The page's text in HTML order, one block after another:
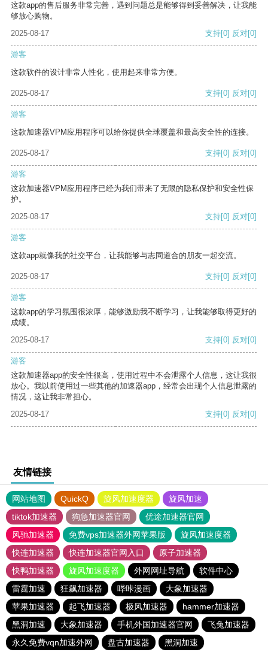
这款app的售后服务非常完善，遇到问题总是能够得到妥善解决，让我能
够放心购物。
2025-08-17
支持[0] 反对[0]
游客
这款软件的设计非常人性化，使用起来非常方便。
2025-08-17 支持[0] 反对[0]
游客
这款加速器VPM应用程序可以给你提供全球覆盖和最高安全性的连接。
2025-08-17 支持[0] 反对[0]
游客
这款加速器VPM应用程序已经为我们带来了无限的隐私保护和安全性保
护。
2025-08-17
支持[0] 反对[0]
游客
这款app就像我的社交平台，让我能够与志同道合的朋友一起交流。
2025-08-17 支持[0] 反对[0]
游客
这款app的学习氛围很浓厚，能够激励我不断学习，让我能够取得更好的
成绩。
2025-08-17
支持[0] 反对[0]
游客
这款加速器app的安全性很高，使用过程中不会泄露个人信息，这让我很
放心。我以前使用过一些其他的加速器app，经常会出现个人信息泄露的
情况，这让我非常担心。
2025-08-17
支持[0] 反对[0]
友情链接
网站地图 QuickQ 旋风加速度器
旋风加速
tiktok加速器
狗急加速器官网
优途加速器官网
风驰加速器
免费vps加速器外网苹果版
旋风加速度器
快连加速器
快连加速器官网入口
原子加速器
快鸭加速器
旋风加速度器 外网网址导航
软件中心
雷霆加速
狂飙加速器 哔咔漫画
大象加速器
苹果加速器
起飞加速器 极风加速器
hammer加速器
黑洞加速
大象加速器 手机外国加速器官网
飞兔加速器
永久免费vqn加速外网
盘古加速器 黑洞加速